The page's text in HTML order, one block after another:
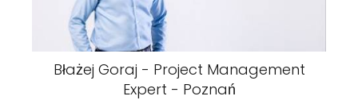
Błażej Goraj - Project Management
Expert - Poznań